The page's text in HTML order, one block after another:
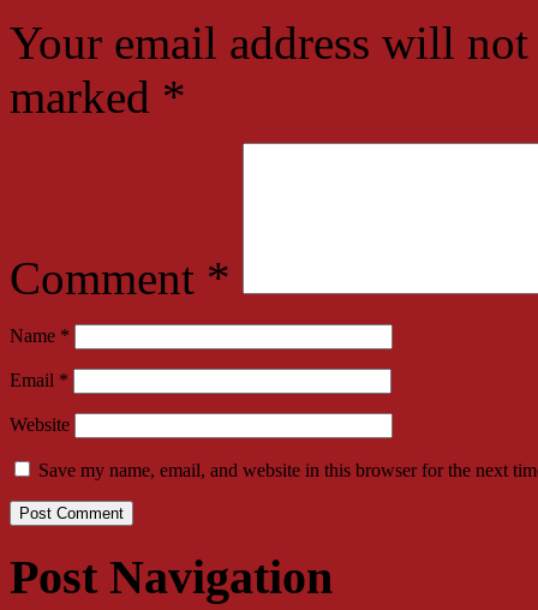
Your email address will
marked *
Comment *
Name *
Email *
Website
Save my name, email, and website in this browser for the next
Post Navigation